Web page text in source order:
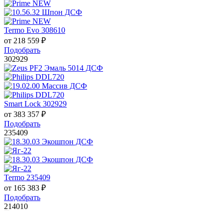
Termo Evo 308610
от 218 559 ₽
Подобрать
302929
Smart Lock 302929
от 383 357 ₽
Подобрать
235409
Termo 235409
от 165 383 ₽
Подобрать
214010